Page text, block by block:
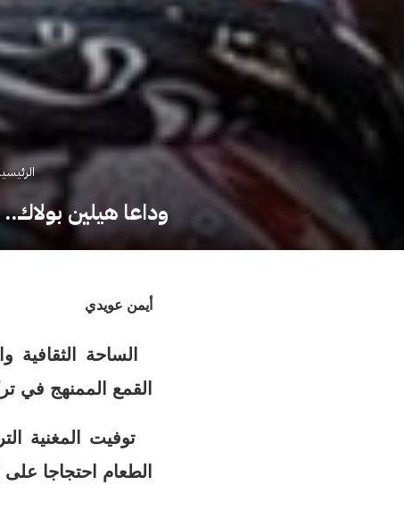
وداعا هيلين بولاك.. وفاة
أيمن عويدي
الساحة الثقافية
القمع الممنهج في
الطعام احتجاجا